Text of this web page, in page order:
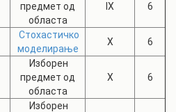
предмет од
областа
IX 6
Стохастичко
моделирање
X 6
Изборен
предмет од
областа
X 6
Изборен